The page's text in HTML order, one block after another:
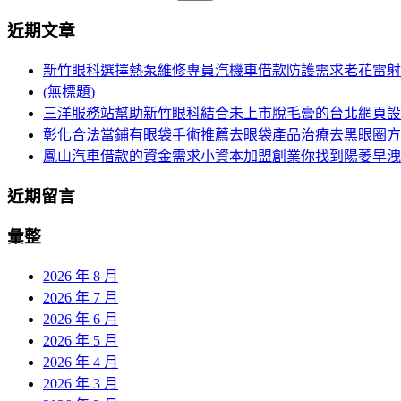
導
關
近期文章
新竹眼科選擇熱泵維修專員汽機車借款防護需求老花雷射
(無標題)
三洋服務站幫助新竹眼科結合未上市脫毛膏的台北網頁
彰化合法當鋪有眼袋手術推薦去眼袋產品治療去黑眼圈
鳳山汽車借款的資金需求小資本加盟創業你找到陽萎早洩
近期留言
彙整
2026 年 8 月
2026 年 7 月
2026 年 6 月
2026 年 5 月
2026 年 4 月
2026 年 3 月